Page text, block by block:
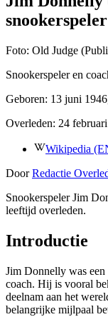
snookerspeler
Foto: Old Judge
Snookerspeler en
Geboren: 13 juni 1946
Overleden: 24
Wikipedia
Door Redactie
Snookerspeler Jim
leeftijd overleden.
Introductie
Jim Donnelly was een
coach. Hij is vooral
deelnam aan het
belangrijke mijlpaal